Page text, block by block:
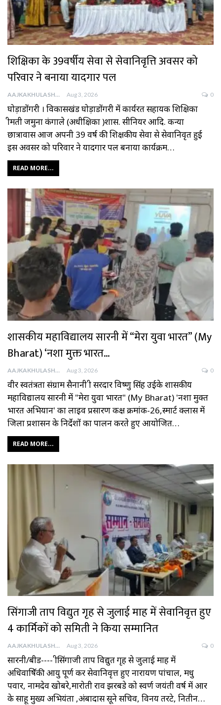
शिक्षिका के 39वर्षीय सेवा से सेवानिवृत्ति अवसर को
परिवार ने बनाया यादगार पल
AAJKAKHULASHA Aug 3, 2026 0
घोड़ाडोंगरी । विकासखंड घोड़ाडोंगरी में कार्यरत सहायक शिक्षिका
श्रीमती जमुना कंगाले (अधीक्षिका )शास. सीनियर आदि. कन्या
छात्रावास आज अपनी 39 वर्ष की शिक्षकीय सेवा से सेवानिवृत हुई
इस अवसर को परिवार ने यादगार पल बनाया कार्यक्रम…
READ MORE...
शासकीय महाविद्यालय सारनी में “मेरा युवा भारत” (My
Bharat) ‘नशा मुक्त भारत…
AAJKAKHULASHA Aug 3, 2026 0
वीर स्वतंत्रता संग्राम सैनानी श्री सरदार विष्णु सिंह उईके शासकीय
महाविद्यालय सारनी में "मेरा युवा भारत" (My Bharat) 'नशा मुक्त
भारत अभियान' का लाइव प्रसारण कक्ष क्रमांक-26,स्मार्ट क्लास में
जिला प्रशासन के निर्देशों का पालन करते हुए आयोजित…
READ MORE...
सिंगाजी ताप विद्युत गृह से जुलाई माह में सेवानिवृत्त हुए
4 कार्मिकों को समिती ने किया सम्मानित
AAJKAKHULASHA Aug 3, 2026 0
सारनी/बीड---- श्रीसिंगाजी ताप विद्युत गृह से जुलाई माह में
अधिवाषिॅकी आयु पूर्ण कर सेवानिवृत्त हुए नारायण पांचाल, मधु
पवार, नामदेव खोबरे,मारोती राव झरबडे को स्वर्ण जयंती वर्ष में आर
के साहू मुख्य अभियंता ,अंबादास सूने सचिव, विनय तरटे, नितीन…